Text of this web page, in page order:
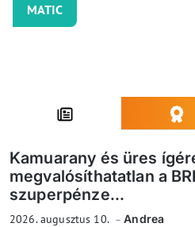
MATIC
Kamuarany és üres
megvalósíthatatlan a
szuperpénze...
2026. augusztus 10. Andrea